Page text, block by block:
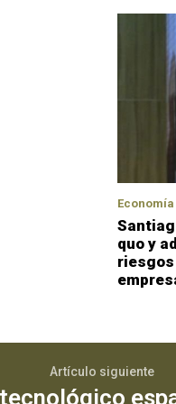
Economía
quo y
riesgos
Artículo siguiente